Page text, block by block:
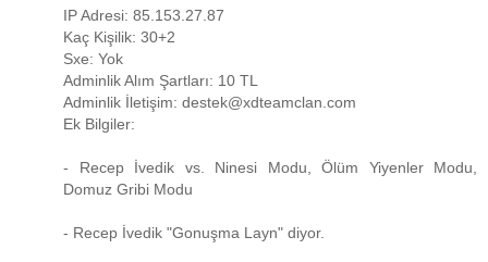
IP Adresi: 85.153.27.87
Kaç Kişilik: 30+2
Sxe: Yok
Adminlik Alım Şartları: 10 TL
Adminlik İletişim: destek@xdteamclan.com
Ek Bilgiler:
- Recep İvedik vs. Ninesi Modu, Ölüm Yiyenler Modu,
Domuz Gribi Modu
- Recep İvedik "Gonuşma Layn" diyor.